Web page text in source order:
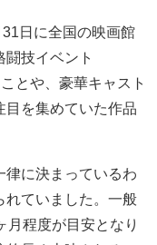
日に全国の映画館
技イベント
とや、豪華キャスト
目を集めていた作品
律に決まっているわ
れていました。一般
月程度が目安となり